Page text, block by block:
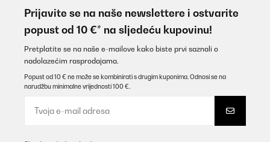
allerdings ein zusätzlicher 4. Einsatz im großen Eimer für Bio-
Müll aus meiner Sicht, daher 1 Stern Abzug.
Amazon-Benutzer
Prijavite se na naše newslettere i ostvarite
popust od 10 €* na sljedeću kupovinu!
Pretplatite se na naše e-mailove kako biste prvi saznali o
nadolazećim rasprodajama.
Popust od 10 € ne može se kombinirati s drugim kuponima. Odnosi se na
narudžbu minimalne vrijednosti 100 €.